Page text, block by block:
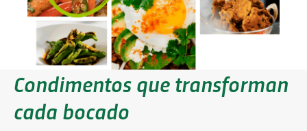
Condimentos que transforman
cada bocado